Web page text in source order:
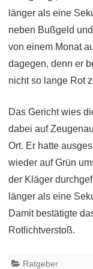
länger als eine
neben Bußgeld
von einem Monat
dagegen, denn er
nicht so lange Rot
Das Gericht wies
dabei auf
Ort. Er hatte
wieder auf Grün
der Kläger
länger als eine
Damit bestätigte
Rotlichtverstoß.
Ratgeber